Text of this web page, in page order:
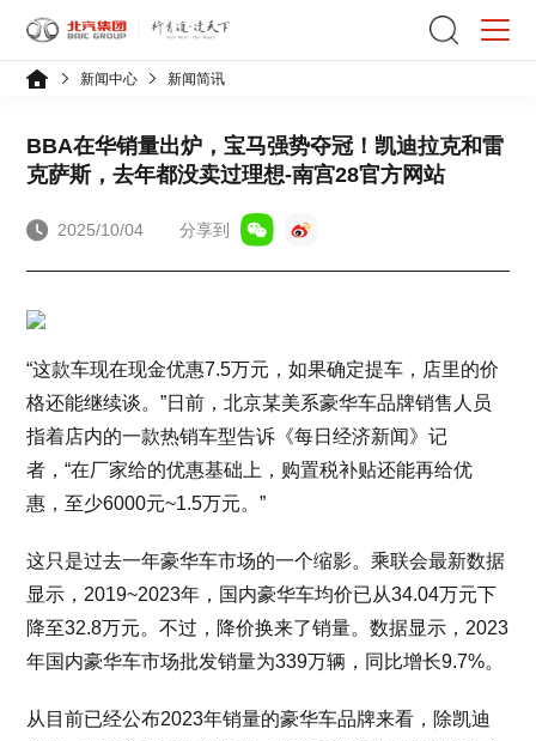
新闻中心 新闻简讯
BBA在华销量出炉，宝马强势夺冠！凯迪拉克和雷
克萨斯，去年都没卖过理想-南宫28官方网站
2025/10/04 分享到
“这款车现在现金优惠7.5万元，如果确定提车，店里的价
格还能继续谈。”日前，北京某美系豪华车品牌销售人员
指着店内的一款热销车型告诉《每日经济新闻》记
者，“在厂家给的优惠基础上，购置税补贴还能再给优
惠，至少6000元~1.5万元。”
这只是过去一年豪华车市场的一个缩影。乘联会最新数据
显示，2019~2023年，国内豪华车均价已从34.04万元下
降至32.8万元。不过，降价换来了销量。数据显示，2023
年国内豪华车市场批发销量为339万辆，同比增长9.7%。
从目前已经公布2023年销量的豪华车品牌来看，除凯迪